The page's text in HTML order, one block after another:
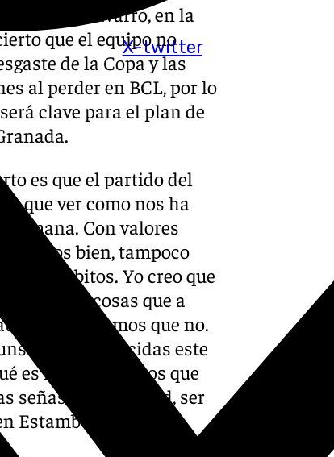
X-twitter
Ibon Navarro, en la
que el equipo no
de la Copa y las
al perder en BCL, por lo
clave para el plan de
es que el partido del
que ver como nos ha
semana. Con valores
bien, tampoco
hábitos. Yo creo que
de estas cosas que a
esperemos que no.
parecidas este
es lo que tenemos que
señas de identidad, ser
Estambul